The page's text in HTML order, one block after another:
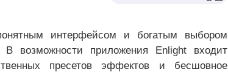
интерфейсом и богатым выбором
В возможности приложения Enlight входит
пресетов эффектов и бесшовное